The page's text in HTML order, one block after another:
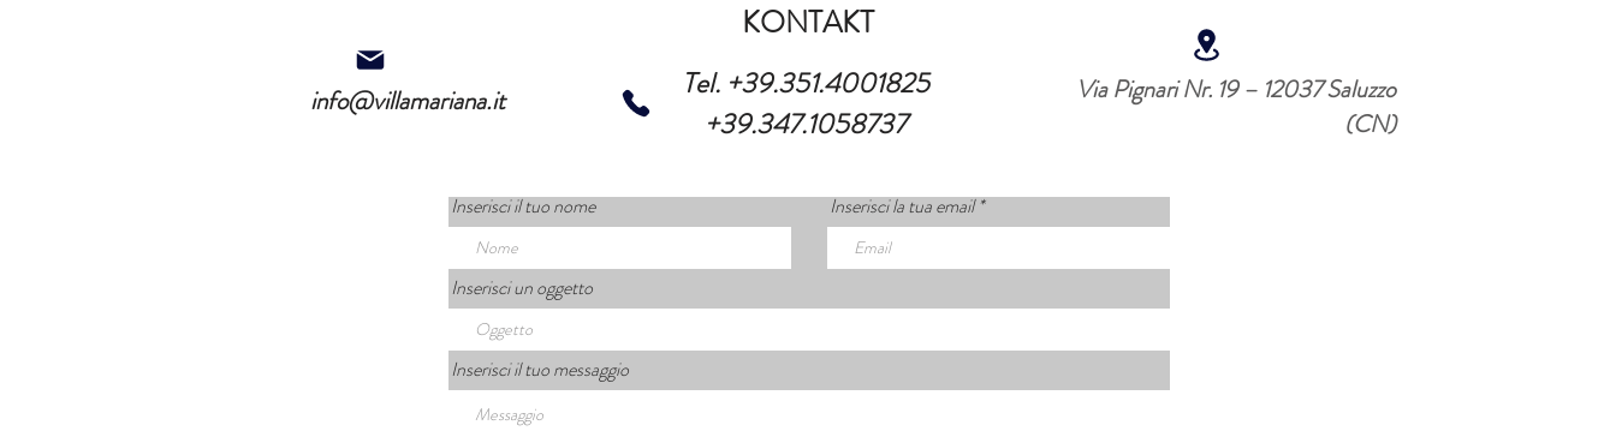
KONTAKT
info@villamariana.it
Tel. +39.351.4001825
+39.347.1058737
Via Pignari Nr. 19 – 12037 Saluzzo
(CN)
Inserisci il tuo nome Inserisci la tua email
Inserisci un oggetto
Inserisci il tuo messaggio